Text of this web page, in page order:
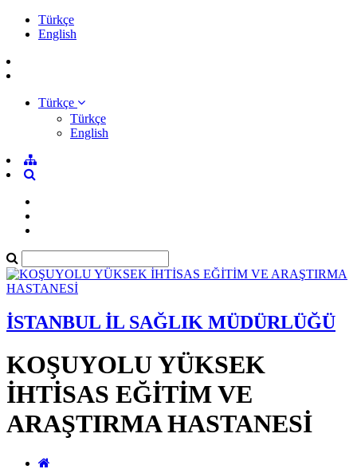
Türkçe
English
Türkçe
Türkçe
English
İSTANBUL İL SAĞLIK MÜDÜRLÜĞÜ
KOŞUYOLU YÜKSEK
İHTİSAS EĞİTİM VE
ARAŞTIRMA HASTANESİ